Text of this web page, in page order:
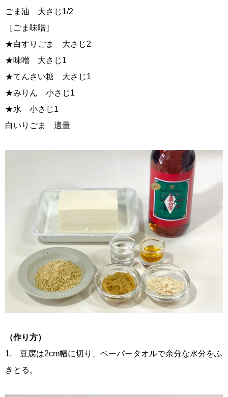
ごま油 大さじ1/2
［ごま味噌］
★白すりごま 大さじ2
★味噌 大さじ1
★てんさい糖 大さじ1
★みりん 小さじ1
★水 小さじ1
白いりごま 適量
（作り方）
1. 豆腐は2cm幅に切り、ペーパータオルで余分な水分をふ
きとる。